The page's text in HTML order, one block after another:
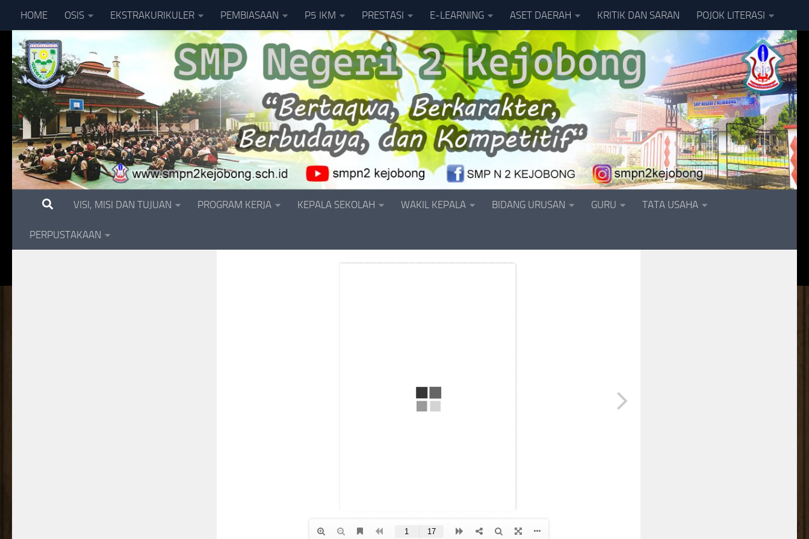
Skip to content
HOME OSIS EKSTRAKURIKULER PEMBIASAAN P5 IKM PRESTASI E-LEARNING ASET DAERAH KRITIK DAN SARAN POJOK LITERASI
VISI, MISI DAN TUJUAN PROGRAM KERJA KEPALA SEKOLAH WAKIL KEPALA BIDANG URUSAN GURU TATA USAHA
PERPUSTAKAAN